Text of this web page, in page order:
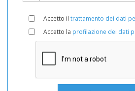
Accetto il trattamento dei dati
Accetto la profilazione dei dati